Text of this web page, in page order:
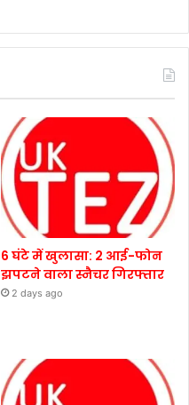
6 घंटे में खुलासा: 2 आई-फोन
झपटने वाला स्नैचर गिरफ्तार
2 days ago